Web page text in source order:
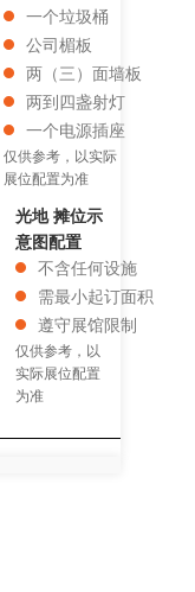
一个垃圾桶
公司楣板
两（三）面墙板
两到四盏射灯
一个电源插座
仅供参考，以实际
展位配置为准
光地 摊位示
意图配置
不含任何设施
需最小起订面积
遵守展馆限制
仅供参考，以
实际展位配置
为准